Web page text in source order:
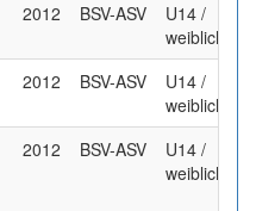
2012 BSV-ASV
U14 /
weiblich
2012 BSV-ASV
U14 /
weiblich
2012 BSV-ASV
U14 /
weiblich